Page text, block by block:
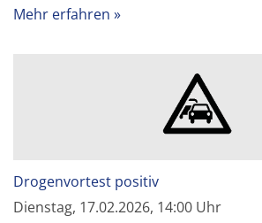
Mehr erfahren
Drogenvortest positiv
Dienstag, 17.02.2026, 14:00 Uhr